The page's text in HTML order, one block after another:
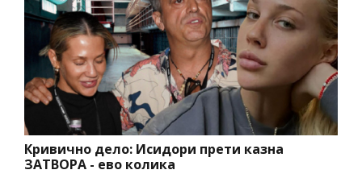
Кривично дело: Исидори прети казна
ЗАТВОРА - ево колика